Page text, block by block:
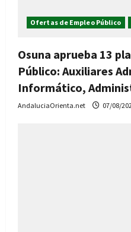
Ofertas de Empleo Público
Osuna aprueba 13
Público: Auxiliares
Informático,
AndaluciaOrienta.net 07/08/